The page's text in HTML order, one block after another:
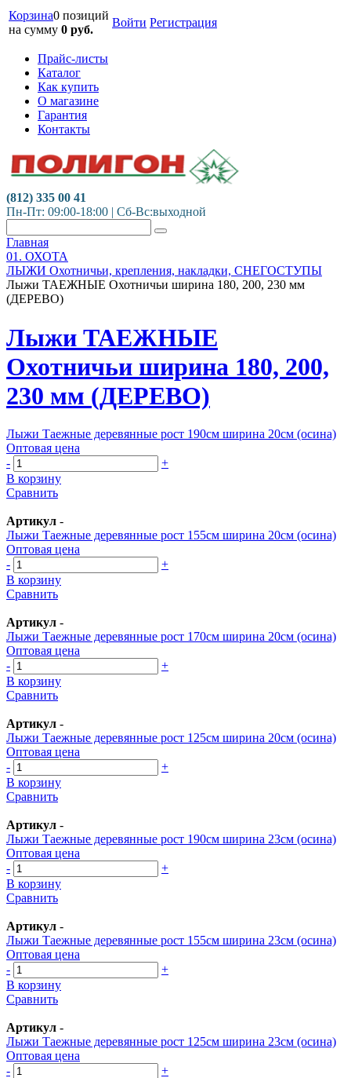
Корзина0 позиций
на сумму 0 руб.
Войти Регистрация
Прайс-листы
Каталог
Как купить
О магазине
Гарантия
Контакты
(812) 335 00 41
Пн-Пт: 09:00-18:00 | Сб-Вс:выходной
Главная
01. ОХОТА
ЛЫЖИ Охотничьи, крепления, накладки, СНЕГОСТУПЫ
Лыжи ТАЕЖНЫЕ Охотничьи ширина 180, 200, 230 мм
(ДЕРЕВО)
Лыжи ТАЕЖНЫЕ
Охотничьи ширина 180, 200,
230 мм (ДЕРЕВО)
Лыжи Таежные деревянные рост 190см ширина 20см (осина)
Оптовая цена
-
+
В корзину
Сравнить
Артикул -
Лыжи Таежные деревянные рост 155см ширина 20см (осина)
Оптовая цена
-
+
В корзину
Сравнить
Артикул -
Лыжи Таежные деревянные рост 170см ширина 20см (осина)
Оптовая цена
-
+
В корзину
Сравнить
Артикул -
Лыжи Таежные деревянные рост 125см ширина 20см (осина)
Оптовая цена
-
+
В корзину
Сравнить
Артикул -
Лыжи Таежные деревянные рост 190см ширина 23см (осина)
Оптовая цена
-
+
В корзину
Сравнить
Артикул -
Лыжи Таежные деревянные рост 155см ширина 23см (осина)
Оптовая цена
-
+
В корзину
Сравнить
Артикул -
Лыжи Таежные деревянные рост 125см ширина 23см (осина)
Оптовая цена
-
+